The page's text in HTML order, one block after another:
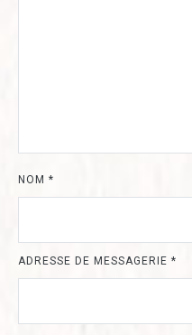
NOM *
ADRESSE DE MESSAGERIE *